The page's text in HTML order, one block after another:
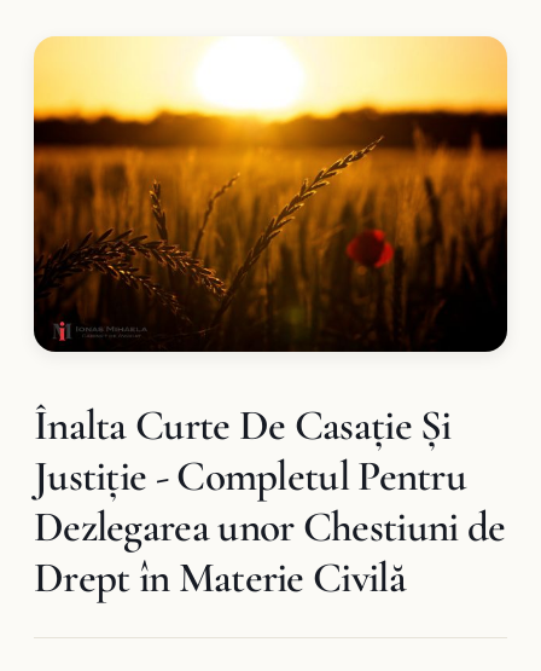
Înalta Curte De Casaţie Şi
Justiţie - Completul Pentru
Dezlegarea unor Chestiuni de
Drept în Materie Civilă